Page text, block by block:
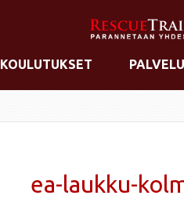
KOULUTUKSET
ea-laukku-